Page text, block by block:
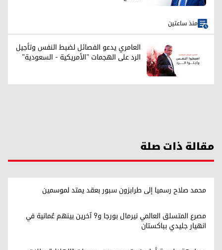
منذ ساعتين
العامري يدعو الفصائل لضبط النفس وتأجيل
الرد على الهجمات "الأمريكية - السعودية"
مقالة ذات صلة
محمد صلاح رسميا إلى طرابزون سبور بعقد يمتد لموسمين
مصرع المتسلق العالمي نيرمال بورجا و9 آخرين بينهم عُمانية في
انهيار جليدي بباكستان